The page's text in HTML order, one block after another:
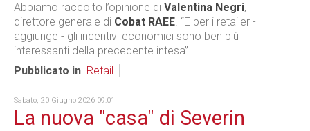
Abbiamo raccolto l’opinione di Valentina Negri,
direttore generale di Cobat RAEE. “E per i retailer -
aggiunge - gli incentivi economici sono ben più
interessanti della precedente intesa”.
Pubblicato in Retail
Sabato, 20 Giugno 2026 09:01
La nuova "casa" di Severin